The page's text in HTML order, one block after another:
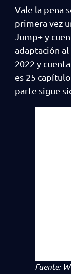
Vale la pena
primera vez
Jump+ y
adaptación
2022 y
es 25
parte sigue
Fuente: